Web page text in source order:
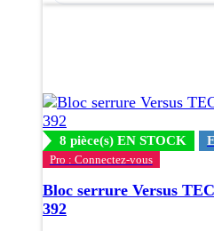
8 pièce(s) EN STOCK
Pro : Connectez-vous
Bloc serrure Versus
392